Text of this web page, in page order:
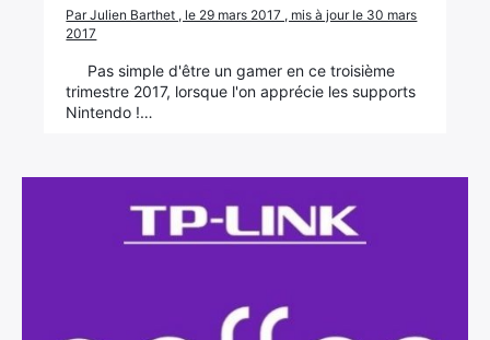
Par Julien Barthet , le 29 mars 2017 , mis à jour le 30 mars
2017
Pas simple d'être un gamer en ce troisième
trimestre 2017, lorsque l'on apprécie les supports
Nintendo !…